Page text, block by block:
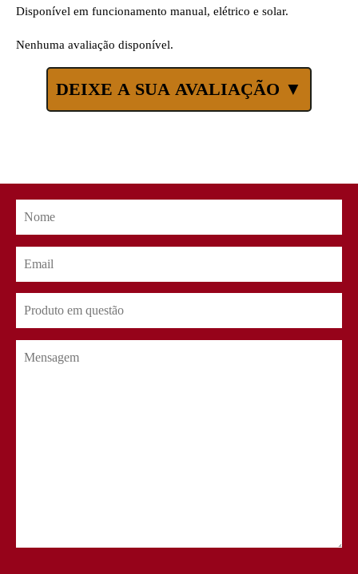
Disponível em funcionamento manual, elétrico e solar.
Nenhuma avaliação disponível.
DEIXE A SUA AVALIAÇÃO ▼